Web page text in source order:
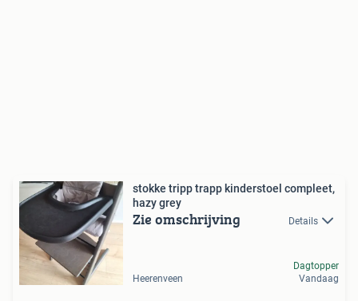
stokke tripp trapp kinderstoel compleet,
hazy grey
Zie omschrijving Details
Heerenveen
Dagtopper
Vandaag